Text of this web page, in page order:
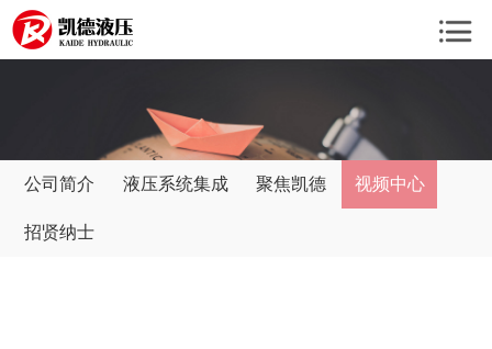
公司简介 液压系统集成 聚焦凯德 视频中心
招贤纳士